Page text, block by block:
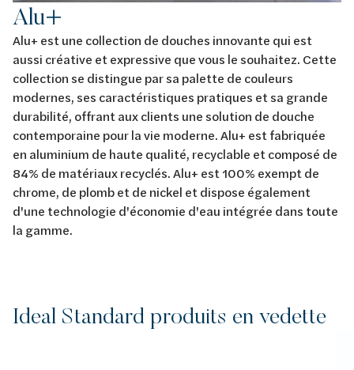
Alu+
Alu+ est une collection de douches innovante qui est
aussi créative et expressive que vous le souhaitez. Cette
collection se distingue par sa palette de couleurs
modernes, ses caractéristiques pratiques et sa grande
durabilité, offrant aux clients une solution de douche
contemporaine pour la vie moderne. Alu+ est fabriquée
en aluminium de haute qualité, recyclable et composé de
84% de matériaux recyclés. Alu+ est 100% exempt de
chrome, de plomb et de nickel et dispose également
d'une technologie d'économie d'eau intégrée dans toute
la gamme.
Ideal Standard produits en vedette